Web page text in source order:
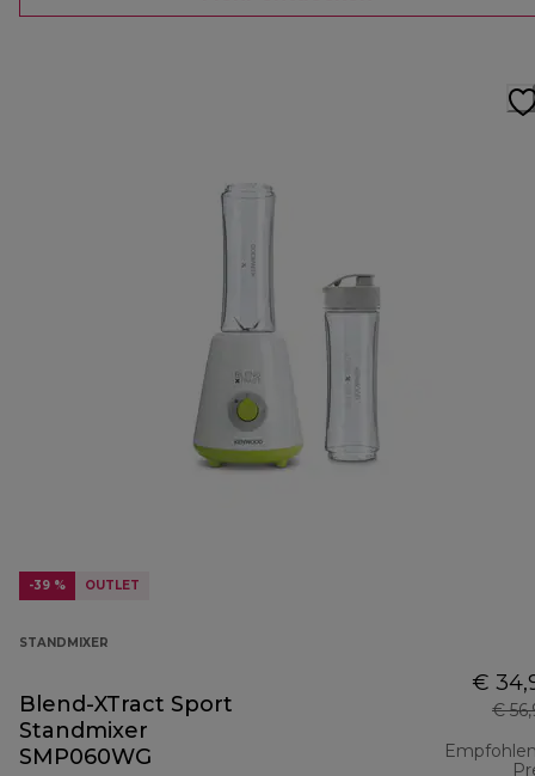
-39 % OUTLET
STANDMIXER
Blend-XTract Sport
Standmixer
SMP060WG
€
€